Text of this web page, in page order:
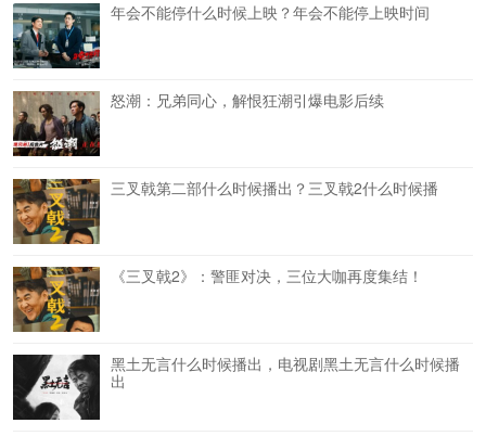
年会不能停什么时候上映？年会不能停上映时间
怒潮：兄弟同心，解恨狂潮引爆电影后续
三叉戟第二部什么时候播出？三叉戟2什么时候播
《三叉戟2》：警匪对决，三位大咖再度集结！
黑土无言什么时候播出，电视剧黑土无言什么时候播
出